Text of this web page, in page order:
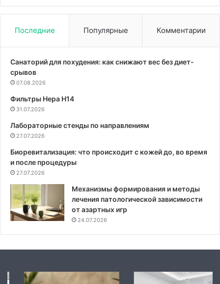
действия
рентгена
Последние Популярные Комментарии
Санаторий для похудения: как снижают вес без диет-
срывов
07.08.2026
Фильтры Hepa Н14
31.07.2026
Лабораторные стенды по направлениям
27.07.2026
Биоревитализация: что происходит с кожей до, во время
и после процедуры
27.07.2026
Механизмы формирования и методы
лечения патологической зависимости
от азартных игр
24.07.2026
Механизмы
Современные